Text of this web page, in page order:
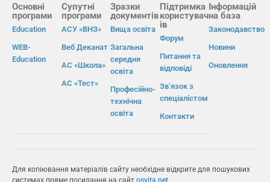
Основні
програми
Education
WEB-
Education
Супутні
програми
АСУ «ВНЗ»
Веб Деканат
АС «Школа»
АС «Тест»
Зразки
документів
Вища освіта
Загальна
середня
освіта
Професійно-
технічна
освіта
Підтримка
користувач
ів
Форум
Питання та
відповіді
Зв’язок з
спеціалістом
Контакти
Інформацій
на база
Законодавство
Новини
Оновлення
Для копіювання матеріалів сайту необхідне відкрите для пошукових
системах пряме посилання на сайт osvita.net.